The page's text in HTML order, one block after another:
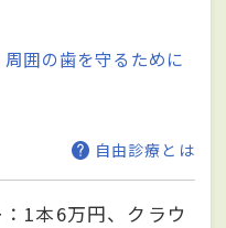
囲の歯を守るために
自由診療とは
1本6万円、クラウ